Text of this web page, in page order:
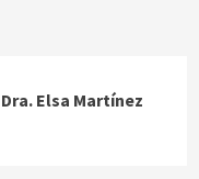
Dra. Elsa Martínez